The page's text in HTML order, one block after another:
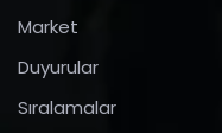
Market
Duyurular
Sıralamalar